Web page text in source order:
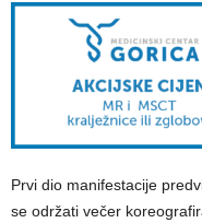
Prvi dio manifestacije
se održati večer